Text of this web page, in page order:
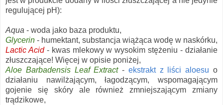
regulującej pH):
Aqua - woda jako baza produktu,
Glycerin - humektant, substancja wiążąca wodę w naskórku,
Lactic Acid- kwas mlekowy w wysokim stężeniu - działanie
złuszczające! Więcej w opisie poniżej,
Aloe Barbadensis Leaf Extract- ekstrakt z liści aloesu o
działaniu nawilżającym, łagodzącym, wspomagającym
gojenie się skóry ale również zmniejszającym zmiany
trądzikowe,